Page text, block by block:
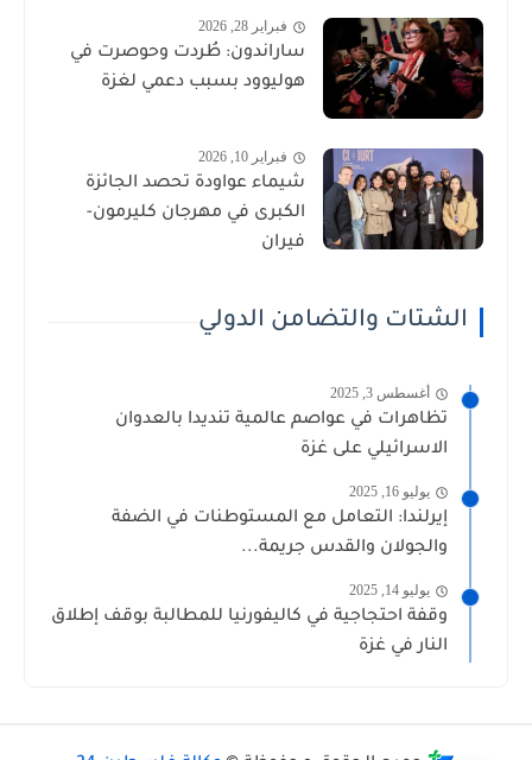
فبراير 28, 2026
ساراندون: طُردت وحوصرت في
هوليوود بسبب دعمي لغزة
فبراير 10, 2026
شيماء عواودة تحصد الجائزة
الكبرى في مهرجان كليرمون-
فيران
الشتات والتضامن الدولي
أغسطس 3, 2025
تظاهرات في عواصم عالمية تنديدا بالعدوان
الاسرائيلي على غزة
يوليو 16, 2025
إيرلندا: التعامل مع المستوطنات في الضفة
والجولان والقدس جريمة...
يوليو 14, 2025
وقفة احتجاجية في كاليفورنيا للمطالبة بوقف إطلاق
النار في غزة